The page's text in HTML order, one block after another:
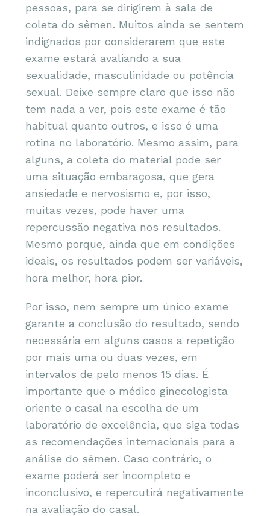
pessoas, para se dirigirem à sala de
coleta do sêmen. Muitos ainda se sentem
indignados por considerarem que este
exame estará avaliando a sua
sexualidade, masculinidade ou potência
sexual. Deixe sempre claro que isso não
tem nada a ver, pois este exame é tão
habitual quanto outros, e isso é uma
rotina no laboratório. Mesmo assim, para
alguns, a coleta do material pode ser
uma situação embaraçosa, que gera
ansiedade e nervosismo e, por isso,
muitas vezes, pode haver uma
repercussão negativa nos resultados.
Mesmo porque, ainda que em condições
ideais, os resultados podem ser variáveis,
hora melhor, hora pior.
Por isso, nem sempre um único exame
garante a conclusão do resultado, sendo
necessária em alguns casos a repetição
por mais uma ou duas vezes, em
intervalos de pelo menos 15 dias. É
importante que o médico ginecologista
oriente o casal na escolha de um
laboratório de excelência, que siga todas
as recomendações internacionais para a
análise do sêmen. Caso contrário, o
exame poderá ser incompleto e
inconclusivo, e repercutirá negativamente
na avaliação do casal.